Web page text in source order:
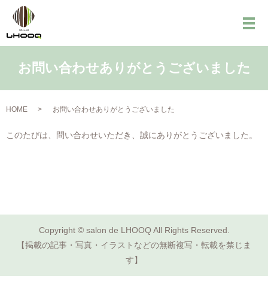
メ
お問い合わせありがとうございました
HOME お問い合わせありがとうございました
このたびは、問い合わせいただき、誠にありがとうございました。
Copyright © salon de LHOOQ All Rights Reserved.
【掲載の記事・写真・イラストなどの無断複写・転載を禁じま
す】